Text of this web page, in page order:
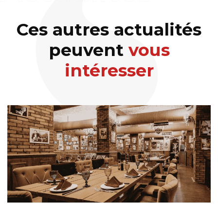
Ces autres actualités
peuvent vous
intéresser